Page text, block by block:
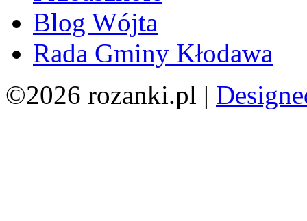
Blog Wójta
Rada Gminy Kłodawa
©2026 rozanki.pl |